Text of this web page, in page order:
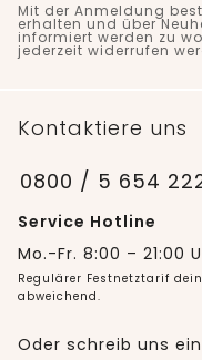
Mit der Anmeldung
erhalten und über
informiert werden zu
jederzeit widerrufen
Kontaktiere uns
0800 / 5 654
Service Hotline
Mo.-Fr. 8:00 – 21:00
Regulärer Festnetztarif
abweichend.
Oder schreib uns